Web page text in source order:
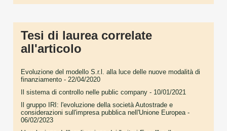
Tesi di laurea correlate
all'articolo
Evoluzione del modello S.r.l. alla luce delle nuove modalità di
finanziamento - 22/04/2020
Il sistema di controllo nelle public company - 10/01/2021
Il gruppo IRI: l'evoluzione della società Autostrade e
considerazioni sull'impresa pubblica nell'Unione Europea-
06/02/2023